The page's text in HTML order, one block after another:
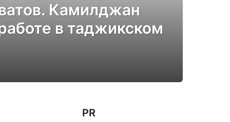
Камилджан
в таджикском
PR